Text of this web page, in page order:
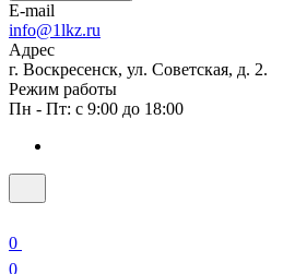
E-mail
info@1lkz.ru
Адрес
г. Воскресенск, ул. Советская, д. 2.
Режим работы
Пн - Пт: с 9:00 до 18:00
0
0